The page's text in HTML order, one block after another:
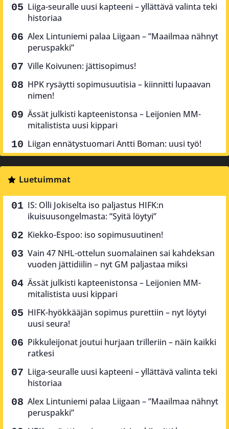
Liiga-seuralle uusi kapteeni – yllättävä valinta teki
historiaa
Alex Lintuniemi palaa Liigaan – ”Maailmaa nähnyt
peruspakki”
Ville Koivunen: jättisopimus!
HPK rysäytti sopimusuutisia – kiinnitti lupaavan
nimen!
Ässät julkisti kapteenistonsa – Leijonien MM-
mitalistista uusi kippari
Liigan ennätystuomari Antti Boman: uusi työ!
Luetuimmat
IS: Olli Jokiselta iso paljastus HIFK:n
ikuisuusongelmasta: ”Syitä löytyi”
Kiekko-Espoo: iso sopimusuutinen!
Vain 47 NHL-ottelun suomalainen sai kahdeksan
vuoden jättidiilin – nyt GM paljastaa miksi
Ässät julkisti kapteenistonsa – Leijonien MM-
mitalistista uusi kippari
HIFK-hyökkääjän sopimus purettiin – nyt löytyi
uusi seura!
Pikkuleijonat joutui hurjaan trilleriin – näin kaikki
ratkesi
Liiga-seuralle uusi kapteeni – yllättävä valinta teki
historiaa
Alex Lintuniemi palaa Liigaan – ”Maailmaa nähnyt
peruspakki”